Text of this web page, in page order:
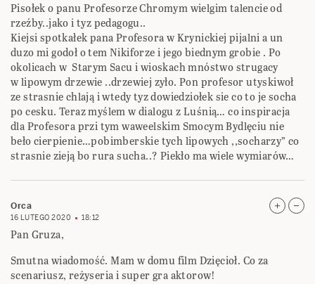
Pisołek o panu Profesorze Chromym wielgim talencie od
rzeźby..jako i tyz pedagogu..
Kiejsi spotkałek pana Profesora w Krynickiej pijalni a un
duzo mi godoł o tem Nikiforze i jego biednym grobie . Po
okolicach w Starym Sacu i wioskach mnóstwo strugacy
w lipowym drzewie ..drzewiej zyło. Pon profesor utyskiwoł
ze strasnie chlają i wtedy tyz dowiedziołek sie co to je socha
po cesku. Teraz myślem w dialogu z Luśnią… co inspiracja
dla Profesora przi tym waweelskim Smocym Bydlęciu nie
beło cierpienie…pobimberskie tych lipowych ,,socharzy” co
strasnie zieją bo rura sucha..? Piekło ma wiele wymiarów…
Orca
16 LUTEGO 2020 18:12
Pan Gruza,
Smutna wiadomość. Mam w domu film Dzięcioł. Co za
scenariusz, reżyseria i super gra aktorow!